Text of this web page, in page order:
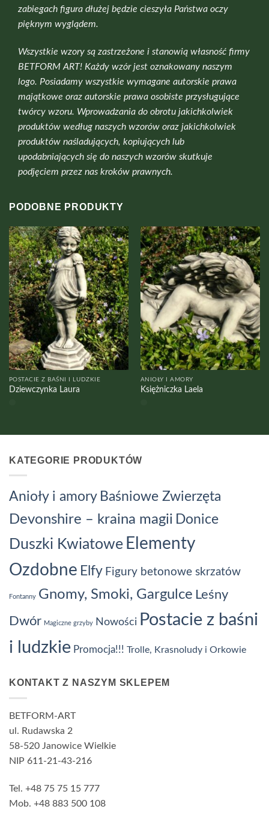
zabiegach figura dłużej będzie cieszyła Państwa oczy
pięknym wyglądem.
Wszystkie wzory są zastrzeżone i stanowią własność firmy
BETFORM ART! Każdy wzór jest oznakowany naszym
logo. Posiadamy wszystkie wymagane autorskie prawa
majątkowe oraz autorskie prawa osobiste przysługujące
twórcy wzoru. Wprowadzania do obrotu jakichkolwiek
produktów według naszych wzorów oraz jakichkolwiek
produktów naśladujących, kopiujących lub
upodabniających się do naszych wzorów skutkuje
podjęciem przez nas kroków prawnych.
PODOBNE PRODUKTY
POSTACIE Z BAŚNI I LUDZKIE
Dziewczynka Laura
ANIOŁY I AMORY
Księżniczka Laela
KATEGORIE PRODUKTÓW
Anioły i amory Baśniowe Zwierzęta
Devonshire – kraina magii Donice
Duszki Kwiatowe Elementy
Ozdobne Elfy Figury betonowe skrzatów
Fontanny Gnomy, Smoki, Gargulce Leśny
Dwór Magiczne grzyby Nowości Postacie z baśni
i ludzkie Promocja!!! Trolle, Krasnoludy i Orkowie
KONTAKT Z NASZYM SKLEPEM
BETFORM-ART
ul. Rudawska 2
58-520 Janowice Wielkie
NIP 611-21-43-216
Tel. +48 75 75 15 777
Mob. +48 883 500 108